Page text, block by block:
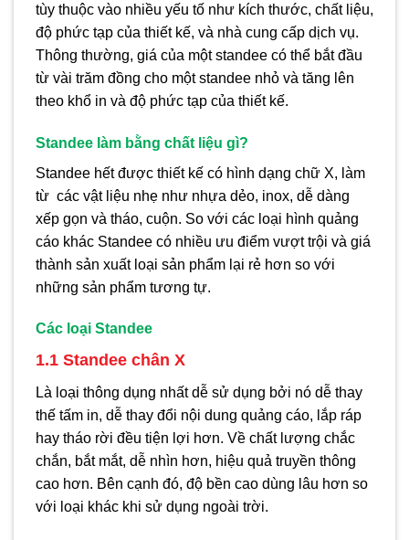
tùy thuộc vào nhiều yếu tố như kích thước, chất liệu,
độ phức tạp của thiết kế, và nhà cung cấp dịch vụ.
Thông thường, giá của một standee có thể bắt đầu
từ vài trăm đồng cho một standee nhỏ và tăng lên
theo khổ in và độ phức tạp của thiết kế.
Standee làm bằng chất liệu gì?
Standee hết được thiết kế có hình dạng chữ X, làm
từ các vật liệu nhẹ như nhựa dẻo, inox, dễ dàng
xếp gọn và tháo, cuộn. So với các loại hình quảng
cáo khác Standee có nhiều ưu điểm vượt trội và giá
thành sản xuất loại sản phẩm lại rẻ hơn so với
những sản phẩm tương tự.
Các loại Standee
1.1 Standee chân X
Là loại thông dụng nhất dễ sử dụng bởi nó dễ thay
thế tấm in, dễ thay đổi nội dung quảng cáo, lắp ráp
hay tháo rời đều tiện lợi hơn. Về chất lượng chắc
chắn, bắt mắt, dễ nhìn hơn, hiệu quả truyền thông
cao hơn. Bên cạnh đó, độ bền cao dùng lâu hơn so
với loại khác khi sử dụng ngoài trời.